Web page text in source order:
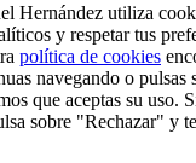
Hernández utiliza
y respetar tus
política de cookies
navegando o pulsas
que aceptas su uso.
sobre "Rechazar" y